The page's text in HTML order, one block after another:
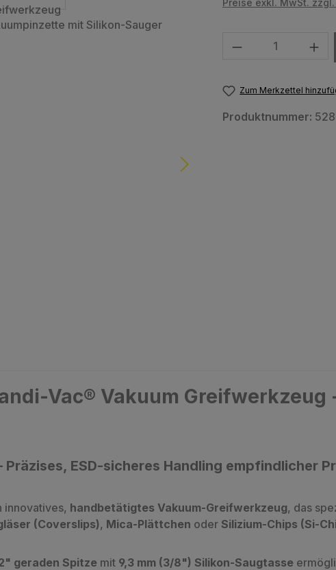
Preise exkl. MwSt.
Produkt Anzahl: Gib
Zum Merkzettel
Produktnummer:
Vac® Vakuum Greifwerkzeug
ESD-sicheres Handling empfindlicher
innovatives, handbetätigtes Vakuum-Greifwerkzeug, das
(Coverslips), Mica-Plättchen oder Silizium-Chips (Si-
geraden Spitze mit 9,3 mm (3/8") Silikon-Saugtasse